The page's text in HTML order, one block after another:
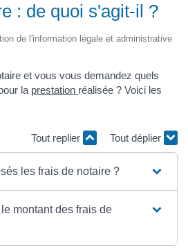
: de quoi s'agit-il ?
de l'information légale et administrative
et vous vous demandez quels
la prestation réalisée ? Voici les
Tout replier Tout déplier
les frais de notaire ?
montant des frais de